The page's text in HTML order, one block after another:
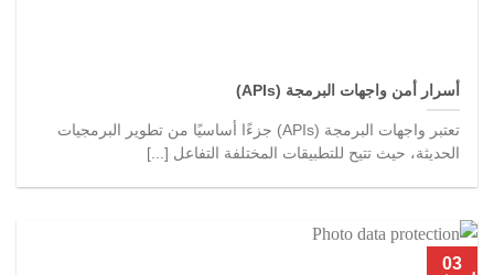
أسرار أمن واجهات البرمجة (APIs)
تعتبر واجهات البرمجة (APIs) جزءًا أساسيًا من تطوير البرمجيات
الحديثة، حيث تتيح للتطبيقات المختلفة التفاعل [...]
03